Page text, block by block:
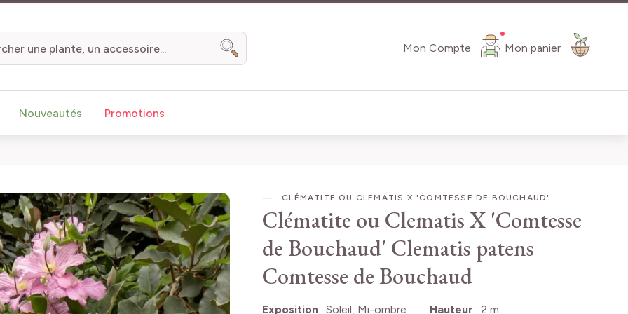
Mon Compte Mon panier
Nouveautés Promotions
Chercher
CLÉMATITE OU CLEMATIS X 'COMTESSE DE BOUCHAUD'
Clématite ou Clematis X 'Comtesse
de Bouchaud' Clematis patens
Comtesse de Bouchaud
Exposition: Soleil, Mi-ombre Hauteur : 2 m